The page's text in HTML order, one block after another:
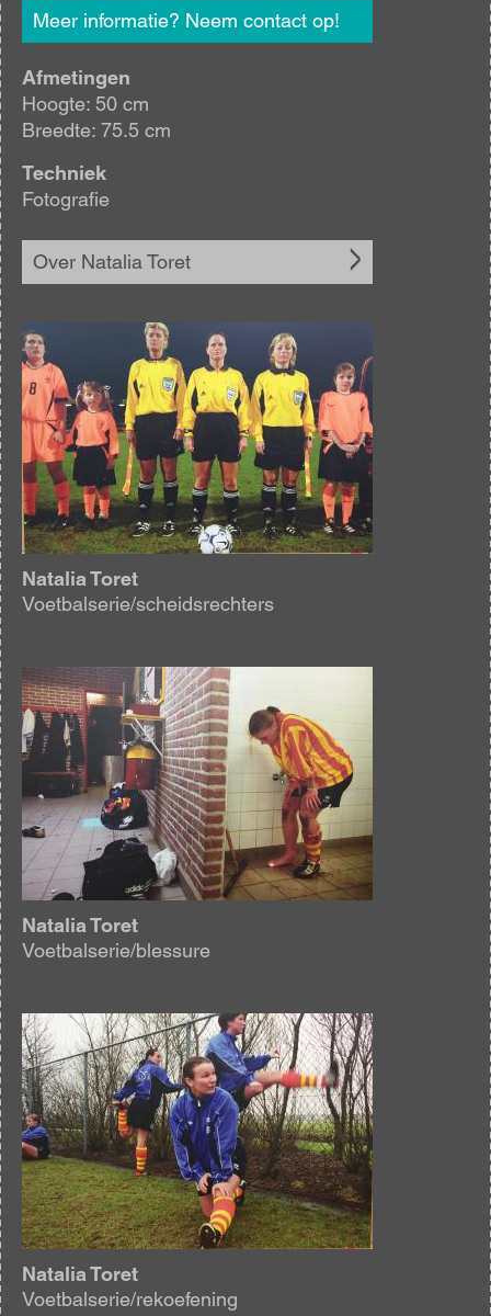
Meer informatie? Neem contact op!
Afmetingen
Hoogte: 50 cm
Breedte: 75.5 cm
Techniek
Fotografie
Over Natalia Toret
Afbeelding
Natalia Toret
Voetbalserie/scheidsrechters
Afbeelding
Natalia Toret
Voetbalserie/blessure
Afbeelding
Natalia Toret
Voetbalserie/rekoefening